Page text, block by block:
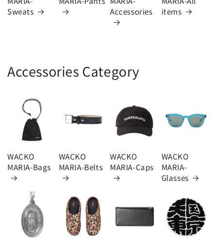
Sweats
Accessories
items
Accessories Category
WACKO
MARIA-Bags
WACKO
MARIA-Belts
WACKO
MARIA-Caps
WACKO
MARIA-
Glasses